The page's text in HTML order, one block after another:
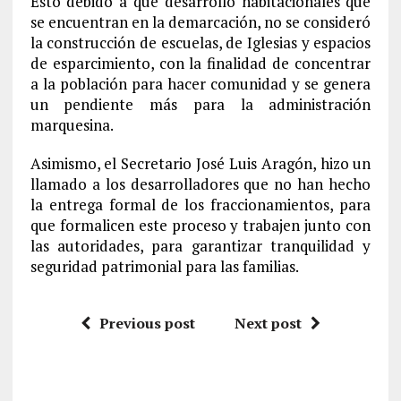
se encuentran en la demarcación, no se consideró
la construcción de escuelas, de Iglesias y espacios
de esparcimiento, con la finalidad de concentrar
a la población para hacer comunidad y se genera
un pendiente más para la administración
marquesina.
Asimismo, el Secretario José Luis Aragón, hizo un
llamado a los desarrolladores que no han hecho
la entrega formal de los fraccionamientos, para
que formalicen este proceso y trabajen junto con
las autoridades, para garantizar tranquilidad y
seguridad patrimonial para las familias.
Previous post Next post